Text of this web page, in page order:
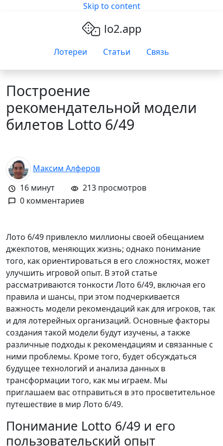
Skip to content
lo2.app
Лотереи Статьи Связь
Построение
рекомендательной модели
билетов Lotto 6/49
Максим Алферов
16 минут
213 просмотров
0 комментариев
Лото 6/49 привлекло миллионы своей обещанием
джекпотов, меняющих жизнь; однако понимание
того, как ориентироваться в его сложностях, может
улучшить игровой опыт. В этой статье
рассматриваются тонкости Лото 6/49, включая его
правила и шансы, при этом подчеркивается
важность модели рекомендаций как для игроков, так
и для лотерейных организаций. Основные факторы
создания такой модели будут изучены, а также
различные подходы к рекомендациям и связанные с
ними проблемы. Кроме того, будет обсуждаться
будущее технологий и анализа данных в
трансформации того, как мы играем. Мы
приглашаем вас отправиться в это просветительное
путешествие в мир Лото 6/49.
Понимание Lotto 6/49 и его
пользовательский опыт